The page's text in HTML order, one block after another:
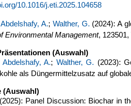
10.1016/j.eti.2025.104658
Abdelshafy, A.; Walther, G. (2024): A
Environmental Management,
(Auswahl)
Abdelshafy, A.; Walther, G. (2023):
als Düngermittelzusatz auf
(Auswahl)
(2025): Panel Discussion: Biochar in